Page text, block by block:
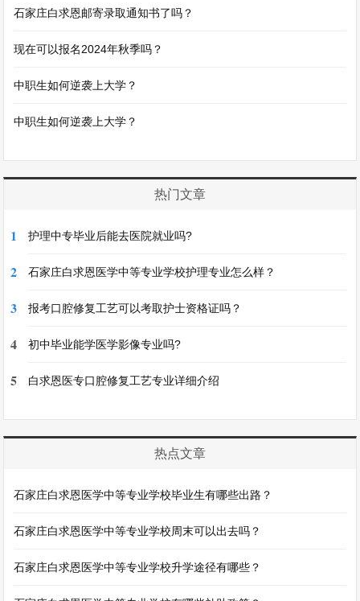
石家庄白求恩邮寄录取通知书了吗？
现在可以报名2024年秋季吗？
中职生如何逆袭上大学？
中职生如何逆袭上大学？
热门文章
1 护理中专毕业后能去医院就业吗?
2 石家庄白求恩医学中等专业学校护理专业怎么样？
3 报考口腔修复工艺可以考取护士资格证吗？
4 初中毕业能学医学影像专业吗?
5 白求恩医专口腔修复工艺专业详细介绍
热点文章
石家庄白求恩医学中等专业学校毕业生有哪些出路？
石家庄白求恩医学中等专业学校周末可以出去吗？
石家庄白求恩医学中等专业学校升学途径有哪些？